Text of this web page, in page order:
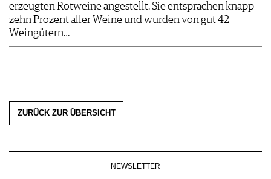
erzeugten Rotweine angestellt. Sie entsprachen knapp
zehn Prozent aller Weine und wurden von gut 42
Weingütern…
ZURÜCK ZUR ÜBERSICHT
NEWSLETTER